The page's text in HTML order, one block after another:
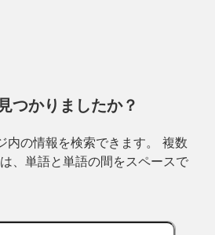
つかりましたか？
内の情報を検索できます。 複数
、単語と単語の間をスペースで